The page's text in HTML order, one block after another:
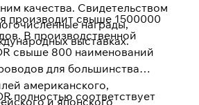
качества. Свидетельством
награды,
выставках.
производит свыше 1500000
В производственной
свыше 800 наименований
для большинства
американского,
и японского
полностью соответствует